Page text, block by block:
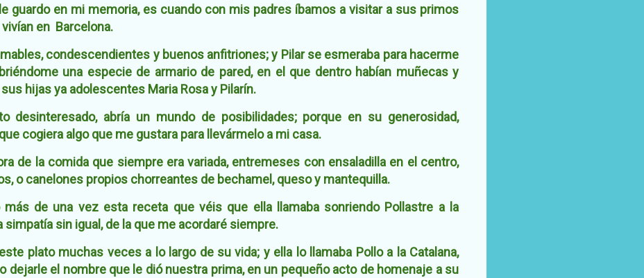
guardo en mi memoria, es cuando con mis padres íbamos a visitar a sus primos
en Barcelona.
condescendientes y buenos anfitriones; y Pilar se esmeraba para hacerme
una especie de armario de pared, en el que dentro habían muñecas y
hijas ya adolescentes Maria Rosa y Pilarín.
desinteresado, abría un mundo de posibilidades; porque en su generosidad,
cogiera algo que me gustara para llevármelo a mi casa.
de la comida que siempre era variada, entremeses con ensaladilla en el centro,
o canelones propios chorreantes de bechamel, queso y mantequilla.
más de una vez esta receta que véis que ella llamaba sonriendo Pollastre a la
simpatía sin igual, de la que me acordaré siempre.
plato muchas veces a lo largo de su vida; y ella lo llamaba Pollo a la Catalana,
dejarle el nombre que le dió nuestra prima, en un pequeño acto de homenaje a su